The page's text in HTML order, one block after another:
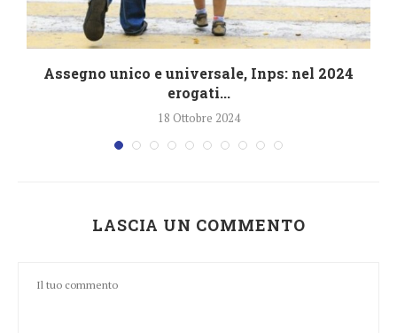
Assegno unico e universale, Inps: nel 2024
erogati...
18 Ottobre 2024
LASCIA UN COMMENTO